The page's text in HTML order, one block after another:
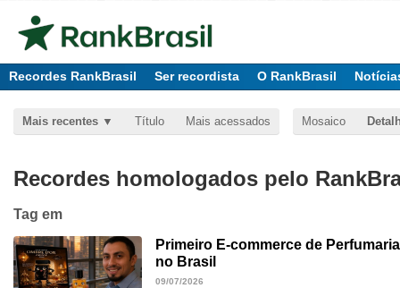
Recordes RankBrasil Ser recordista O RankBrasil
Mais recentes Título Mais acessados Mosaico
Recordes homologados pelo
Tag em
Primeiro E-commerce de
no Brasil
09/07/2026